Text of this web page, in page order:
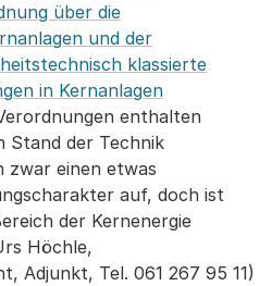
über die
und der
klassierte
in Kernanlagen
enthalten
Stand der Technik
zwar einen etwas
auf, doch ist
der Kernenergie
Höchle,
Adjunkt, Tel. 061 267 95 11)